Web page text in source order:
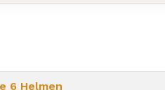
6 Helmen